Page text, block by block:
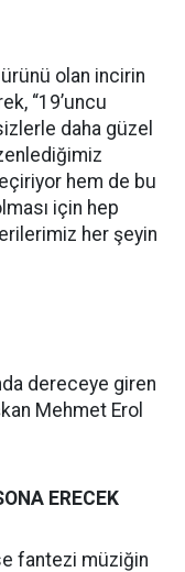
olan incirin
“19’uncu
daha güzel
hem de bu
için hep
her şeyin
dereceye giren
Mehmet Erol
ERECEK
fantezi müziğin